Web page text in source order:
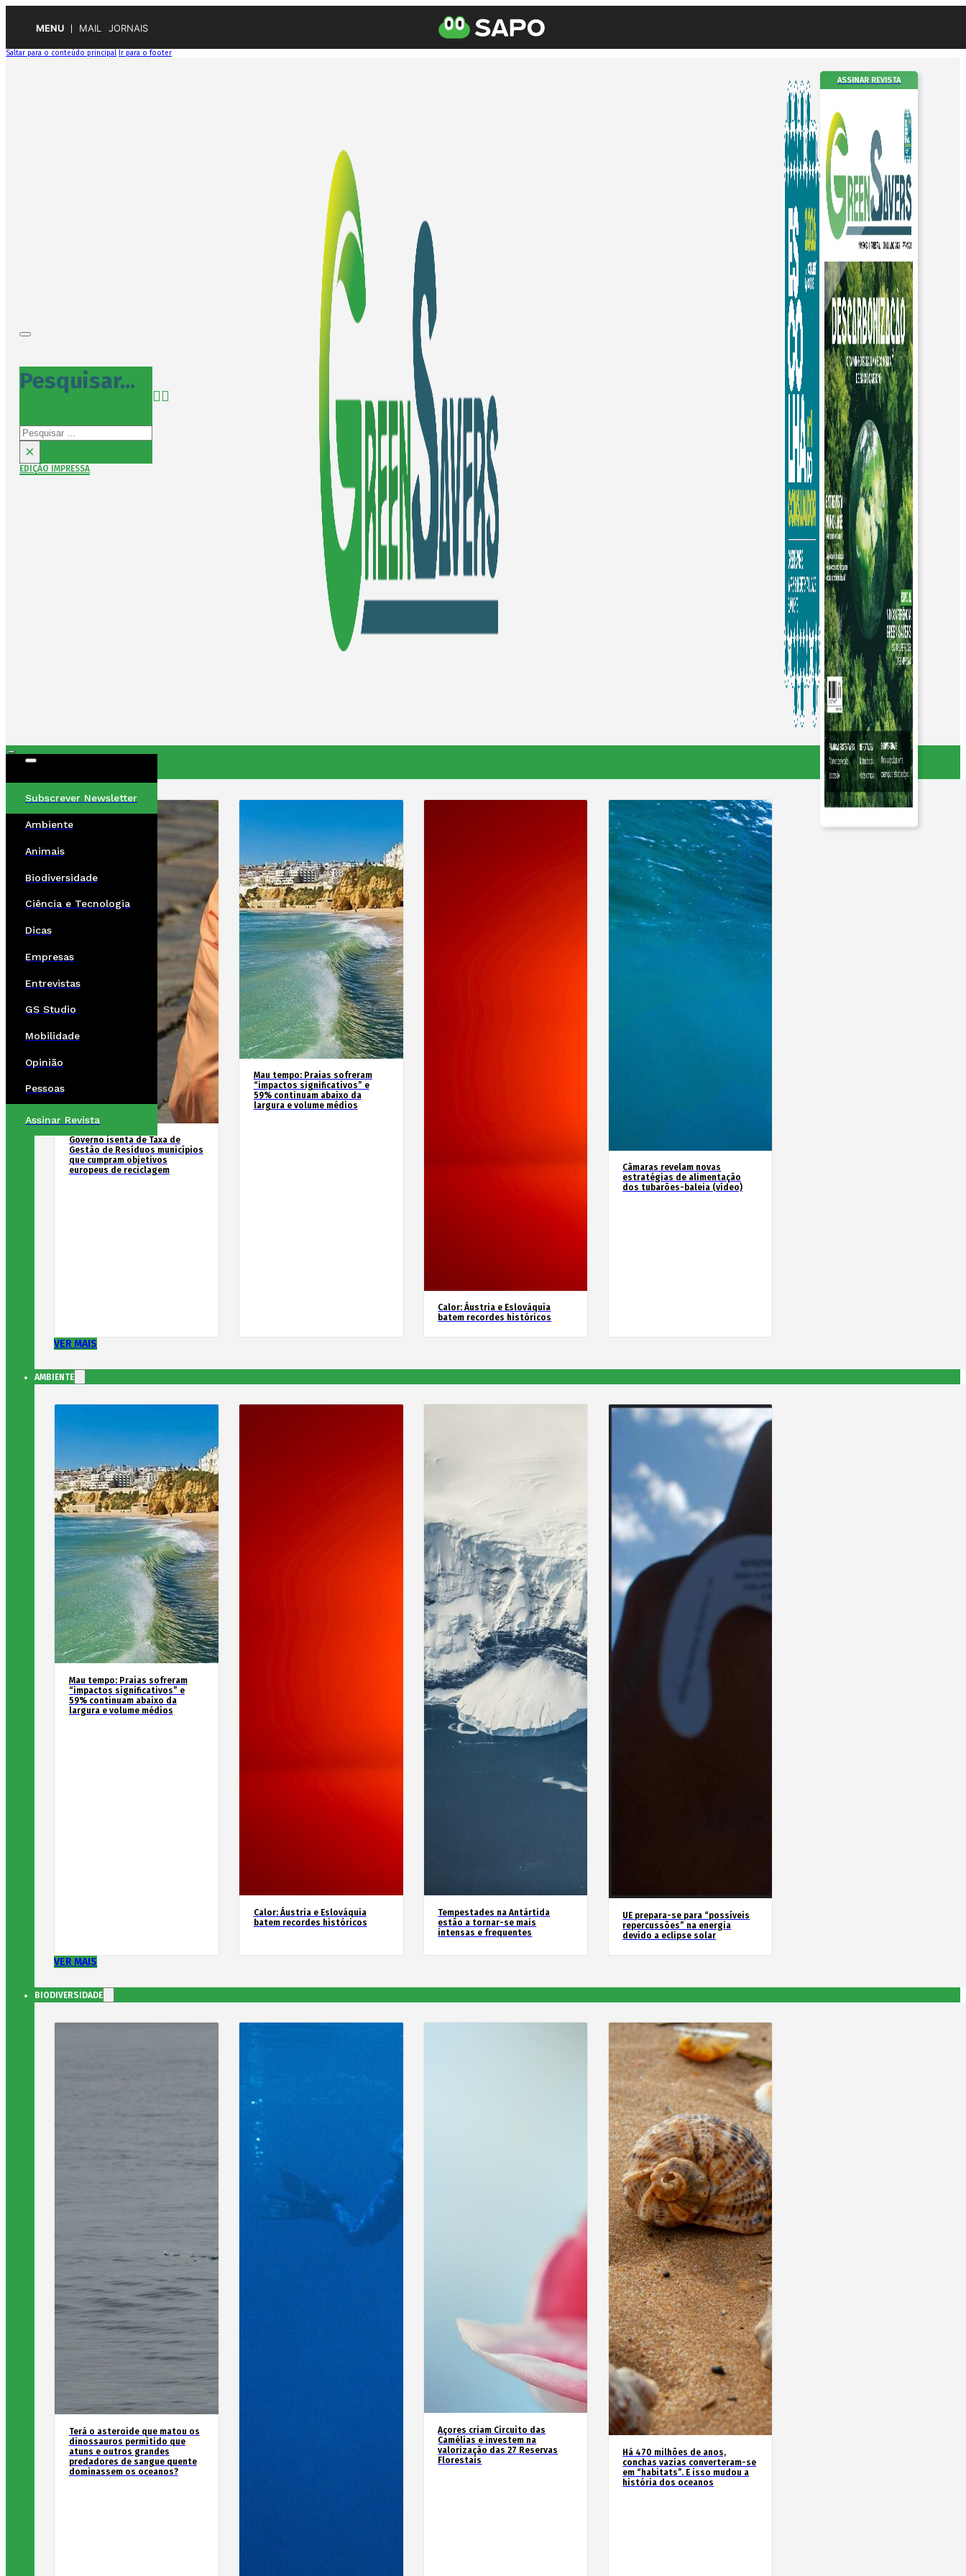
MENU MAIL JORNAIS
Saltar para o conteúdo principal Ir para o footer
Pesquisar...
Pesquisar
×
EDIÇÃO IMPRESSA
ASSINAR REVISTA
Subscrever Newsletter
Ambiente
Animais
Biodiversidade
Ciência e Tecnologia
Dicas
Empresas
Entrevistas
GS Studio
Mobilidade
Opinião
Pessoas
Assinar Revista
Governo isenta de Taxa de
Gestão de Resíduos municípios
que cumpram objetivos
europeus de reciclagem
Mau tempo: Praias sofreram
“impactos significativos” e
59% continuam abaixo da
largura e volume médios
Calor: Áustria e Eslováquia
batem recordes históricos
Câmaras revelam novas
estratégias de alimentação
dos tubarões-baleia (vídeo)
VER MAIS
AMBIENTE
Mau tempo: Praias sofreram
“impactos significativos” e
59% continuam abaixo da
largura e volume médios
Calor: Áustria e Eslováquia
batem recordes históricos
Tempestades na Antártida
estão a tornar-se mais
intensas e frequentes
UE prepara-se para “possíveis
repercussões” na energia
devido a eclipse solar
VER MAIS
BIODIVERSIDADE
Terá o asteroide que matou os
dinossauros permitido que
atuns e outros grandes
predadores de sangue quente
dominassem os oceanos?
Açores criam Circuito das
Camélias e investem na
valorização das 27 Reservas
Florestais
Há 470 milhões de anos,
conchas vazias converteram-se
em “habitats”. E isso mudou a
história dos oceanos